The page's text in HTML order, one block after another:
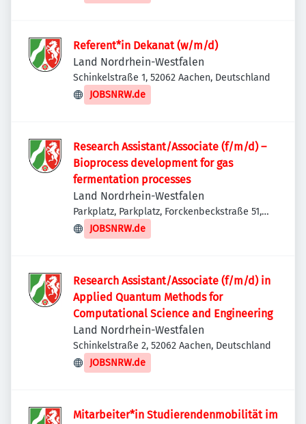
Referent*in Dekanat (w/m/d)
Land Nordrhein-Westfalen
Schinkelstraße 1, 52062 Aachen, Deutschland
JOBSNRW.de
Research Assistant/Associate (f/m/d) –
Bioprocess development for gas
fermentation processes
Land Nordrhein-Westfalen
Parkplatz, Parkplatz, Forckenbeckstraße 51,
52074 Aachen, Deutschland
JOBSNRW.de
Research Assistant/Associate (f/m/d) in
Applied Quantum Methods for
Computational Science and Engineering
Land Nordrhein-Westfalen
Schinkelstraße 2, 52062 Aachen, Deutschland
JOBSNRW.de
Mitarbeiter*in Studierendenmobilität im